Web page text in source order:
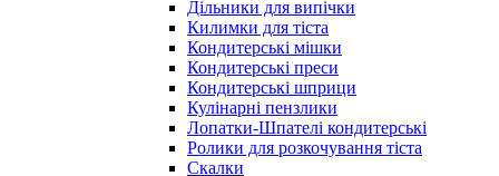
Дільники для випічки
Килимки для тіста
Кондитерські мішки
Кондитерські преси
Кондитерські шприци
Кулінарні пензлики
Лопатки-Шпателі кондитерські
Ролики для розкочування тіста
Скалки